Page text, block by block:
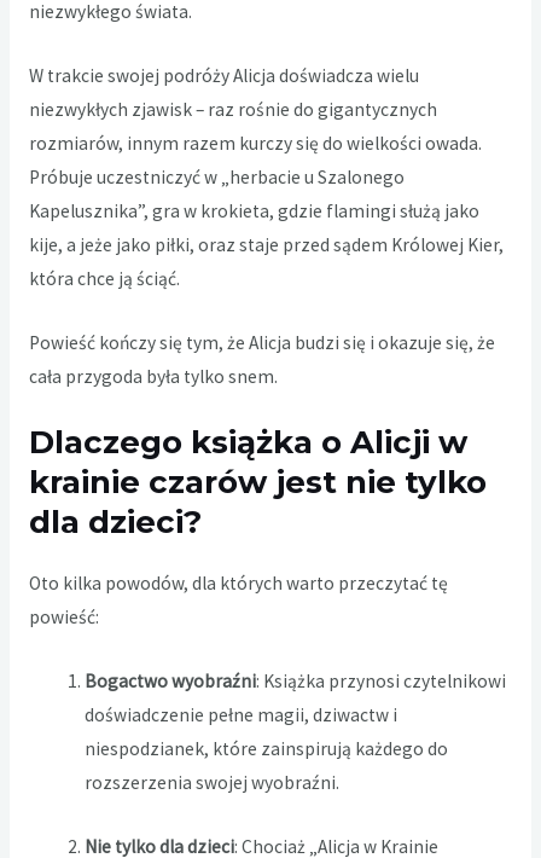
niezwykłego świata.
W trakcie swojej podróży Alicja doświadcza wielu
niezwykłych zjawisk – raz rośnie do gigantycznych
rozmiarów, innym razem kurczy się do wielkości owada.
Próbuje uczestniczyć w „herbacie u Szalonego
Kapelusznika”, gra w krokieta, gdzie flamingi służą jako
kije, a jeże jako piłki, oraz staje przed sądem Królowej Kier,
która chce ją ściąć.
Powieść kończy się tym, że Alicja budzi się i okazuje się, że
cała przygoda była tylko snem.
Dlaczego książka o Alicji w
krainie czarów jest nie tylko
dla dzieci?
Oto kilka powodów, dla których warto przeczytać tę
powieść:
Bogactwo wyobraźni: Książka przynosi czytelnikowi
doświadczenie pełne magii, dziwactw i
niespodzianek, które zainspirują każdego do
rozszerzenia swojej wyobraźni.
Nie tylko dla dzieci: Chociaż „Alicja w Krainie